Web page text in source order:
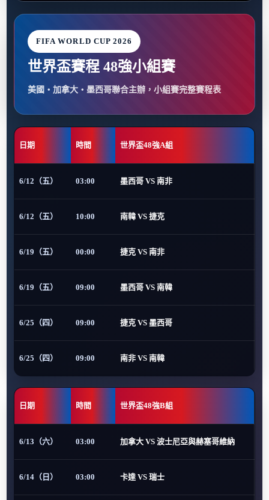
FIFA WORLD CUP 2026
世界盃賽程 48強小組賽
美國・加拿大・墨西哥聯合主辦，小組賽完整賽程表
日期 時間 世界盃48強A組
6/12（五） 03:00 墨西哥 VS 南非
6/12（五） 10:00 南韓 VS 捷克
6/19（五） 00:00 捷克 VS 南非
6/19（五） 09:00 墨西哥 VS 南韓
6/25（四） 09:00 捷克 VS 墨西哥
6/25（四） 09:00 南非 VS 南韓
日期 時間 世界盃48強B組
6/13（六） 03:00 加拿大 VS 波士尼亞與赫塞哥維納
6/14（日） 03:00 卡達 VS 瑞士